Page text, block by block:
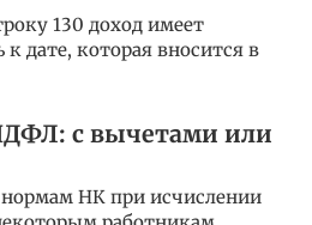
130 доход имеет
к дате, которая вносится в
с вычетами или
НК при исчислении